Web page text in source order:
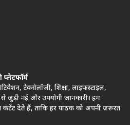
टेक्नोलॉजी, शिक्षा, लाइफस्टाइल,
नई और उपयोगी जानकारी। हम
कंटेंट देते हैं, ताकि हर पाठक को अपनी ज़रूरत